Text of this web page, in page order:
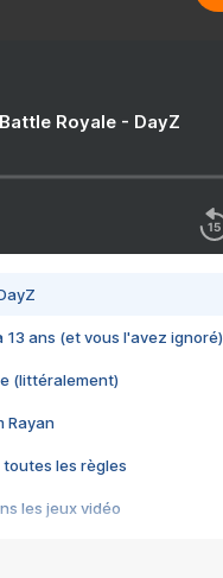
Royale - DayZ
13 ans (et vous l'avez ignoré)
(littéralement)
Rayan
toutes les règles
les jeux vidéo